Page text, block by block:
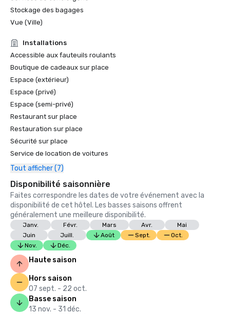
Stockage des bagages
Vue (Ville)
Installations
Accessible aux fauteuils roulants
Boutique de cadeaux sur place
Espace (extérieur)
Espace (privé)
Espace (semi-privé)
Restaurant sur place
Restauration sur place
Sécurité sur place
Service de location de voitures
Tout afficher (7)
Disponibilité saisonnière
Faites correspondre les dates de votre événement avec la
disponibilité de cet hôtel. Les basses saisons offrent
généralement une meilleure disponibilité.
Janv. Févr. Mars Avr.
Mai
Juin
Juill. Août Sept.
Oct.
Nov.
Déc.
Haute saison
Hors saison
07 sept. - 22 oct.
Basse saison
13 nov. - 31 déc.